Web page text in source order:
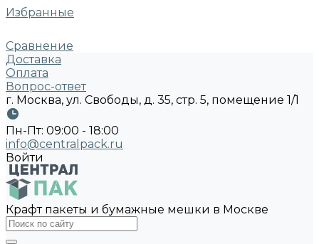
Избранные
Сравнение
Доставка
Оплата
Вопрос-ответ
г. Москва, ул. Свободы, д. 35, стр. 5, помещение 1/1
Пн-Пт: 09:00 - 18:00
info@centralpack.ru
Войти
Крафт пакеты и бумажные мешки в Москве